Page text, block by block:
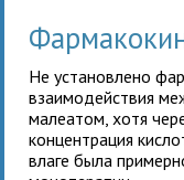
Не установлено
взаимодействия
малеатом, хотя
концентрация
влаге была